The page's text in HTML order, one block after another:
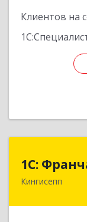
Клиентов на
1С:
Кингисепп